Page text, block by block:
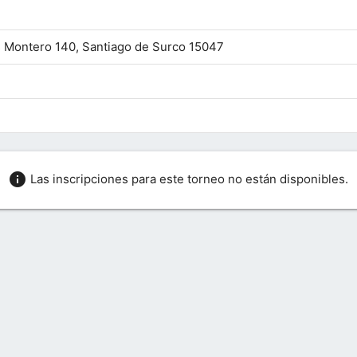
140, Santiago de Surco 15047
info Las inscripciones para este torneo no están disponibles.